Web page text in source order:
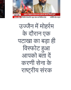
उज्जैन में मोहर्रम
के दौरान एक
पटाखा का बड़ा ही
विस्फोट हुआ
आपको बता दें
करणी सेना के
राष्ट्रीय संरक